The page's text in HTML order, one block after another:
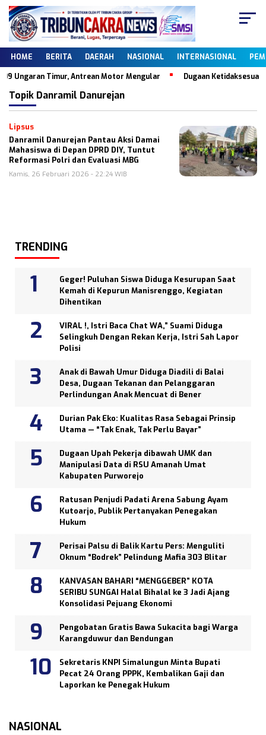
HOME BERITA DAERAH NASIONAL INTERNASIONAL
Ungaran Timur, Antrean Motor Mengular Dugaan
Topik Danramil Danurejan
Lipsus
Danramil Danurejan Pantau Aksi Damai
Mahasiswa di Depan DPRD DIY, Tuntut
Reformasi Polri dan Evaluasi MBG
Kamis, 26 Februari 2026 - 22:24 WIB
TRENDING
Geger! Puluhan Siswa Diduga Kesurupan Saat
Kemah di Kepurun Manisrenggo, Kegiatan
Dihentikan
VIRAL !, Istri Baca Chat WA,” Suami Diduga
Selingkuh Dengan Rekan Kerja, Istri Sah Lapor
Polisi
Anak di Bawah Umur Diduga Diadili di Balai
Desa, Dugaan Tekanan dan Pelanggaran
Perlindungan Anak Mencuat di Bener
Durian Pak Eko: Kualitas Rasa Sebagai Prinsip
Utama — “Tak Enak, Tak Perlu Bayar”
Dugaan Upah Pekerja dibawah UMK dan
Manipulasi Data di RSU Amanah Umat
Kabupaten Purworejo
Ratusan Penjudi Padati Arena Sabung Ayam
Kutoarjo, Publik Pertanyakan Penegakan
Hukum
Perisai Palsu di Balik Kartu Pers: Menguliti
Oknum “Bodrek” Pelindung Mafia 303 Blitar
KANVASAN BAHARI “MENGGEBER” KOTA
SERIBU SUNGAI Halal Bihalal ke 3 Jadi Ajang
Konsolidasi Pejuang Ekonomi
Pengobatan Gratis Bawa Sukacita bagi Warga
Karangduwur dan Bendungan
Sekretaris KNPI Simalungun Minta Bupati
Pecat 24 Orang PPPK, Kembalikan Gaji dan
Laporkan ke Penegak Hukum
NASIONAL